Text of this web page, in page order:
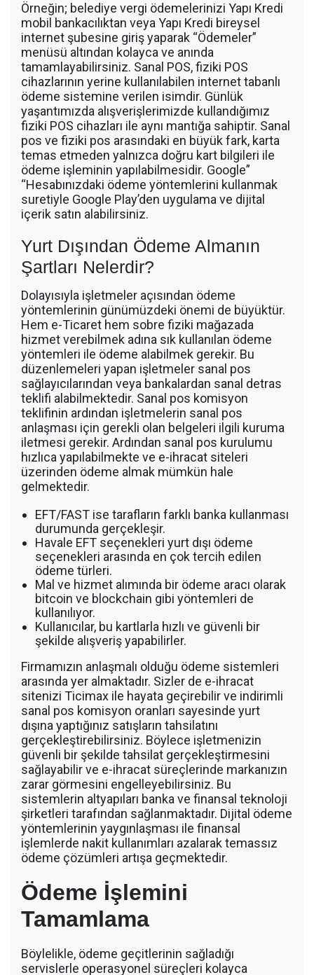
Örneğin; belediye vergi ödemelerinizi Yapı Kredi
mobil bankacılıktan veya Yapı Kredi bireysel
internet şubesine giriş yaparak “Ödemeler”
menüsü altından kolayca ve anında
tamamlayabilirsiniz. Sanal POS, fiziki POS
cihazlarının yerine kullanılabilen internet tabanlı
ödeme sistemine verilen isimdir. Günlük
yaşantımızda alışverişlerimizde kullandığımız
fiziki POS cihazları ile aynı mantığa sahiptir. Sanal
pos ve fiziki pos arasındaki en büyük fark, karta
temas etmeden yalnızca doğru kart bilgileri ile
ödeme işleminin yapılabilmesidir. Google”
“Hesabınızdaki ödeme yöntemlerini kullanmak
suretiyle Google Play’den uygulama ve dijital
içerik satın alabilirsiniz.
Yurt Dışından Ödeme Almanın
Şartları Nelerdir?
Dolayısıyla işletmeler açısından ödeme
yöntemlerinin günümüzdeki önemi de büyüktür.
Hem e-Ticaret hem sobre fiziki mağazada
hizmet verebilmek adına sık kullanılan ödeme
yöntemleri ile ödeme alabilmek gerekir. Bu
düzenlemeleri yapan işletmeler sanal pos
sağlayıcılarından veya bankalardan sanal detras
teklifi alabilmektedir. Sanal pos komisyon
teklifinin ardından işletmelerin sanal pos
anlaşması için gerekli olan belgeleri ilgili kuruma
iletmesi gerekir. Ardından sanal pos kurulumu
hızlıca yapılabilmekte ve e-ihracat siteleri
üzerinden ödeme almak mümkün hale
gelmektedir.
EFT/FAST ise tarafların farklı banka kullanması
durumunda gerçekleşir.
Havale EFT seçenekleri yurt dışı ödeme
seçenekleri arasında en çok tercih edilen
ödeme türleri.
Mal ve hizmet alımında bir ödeme aracı olarak
bitcoin ve blockchain gibi yöntemleri de
kullanılıyor.
Kullanıcılar, bu kartlarla hızlı ve güvenli bir
şekilde alışveriş yapabilirler.
Firmamızın anlaşmalı olduğu ödeme sistemleri
arasında yer almaktadır. Sizler de e-ihracat
sitenizi Ticimax ile hayata geçirebilir ve indirimli
sanal pos komisyon oranları sayesinde yurt
dışına yaptığınız satışların tahsilatını
gerçekleştirebilirsiniz. Böylece işletmenizin
güvenli bir şekilde tahsilat gerçekleştirmesini
sağlayabilir ve e-ihracat süreçlerinde markanızın
zarar görmesini engelleyebilirsiniz. Bu
sistemlerin altyapıları banka ve finansal teknoloji
şirketleri tarafından sağlanmaktadır. Dijital ödeme
yöntemlerinin yaygınlaşması ile finansal
işlemlerde nakit kullanımları azalarak temassız
ödeme çözümleri artışa geçmektedir.
Ödeme İşlemini
Tamamlama
Böylelikle, ödeme geçitlerinin sağladığı
servislerle operasyonel süreçleri kolayca